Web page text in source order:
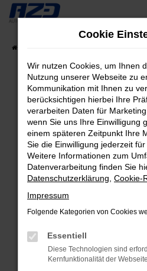
Zum
springen
FEHLER:
Beim Laden ist ein Fehler
Hier sind ein paar Tipps, die
Überprüfe deine
Internetverbindung.
Laden andere Webseiten,
Suchmaschine?
Manche Erweiterungen,
können das Laden
verhindern. Funktioniert
Cookie
Wir nutzen Cookies, um Ihnen
Nutzung unserer Webseite zu
Kommunikation mit Ihnen zu
berücksichtigen hierbei Ihre
verarbeiten Daten für
wenn Sie uns Ihre Einwilligung
einem späteren Zeitpunkt Ihre
Sie die Einwilligung jederzeit
Weitere Informationen zum
Datenverarbeitung finden Sie
Datenschutzerklärung Cookie-
Impressum
Folgende Kategorien von Cookies
Essentiell
Diese Technologien sind
Kernfunktionalität der